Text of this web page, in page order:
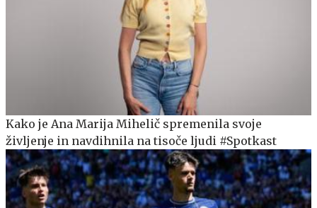
Kako je Ana Marija Mihelič spremenila svoje
življenje in navdihnila na tisoče ljudi #Spotkast